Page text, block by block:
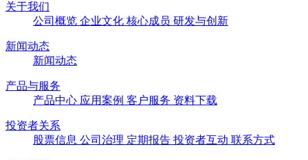
关于我们
公司概览 企业文化 核心成员 研发与创新
新闻动态
新闻动态
产品与服务
产品中心 应用案例 客户服务 资料下载
投资者关系
股票信息 公司治理 定期报告 投资者互动 联系方式